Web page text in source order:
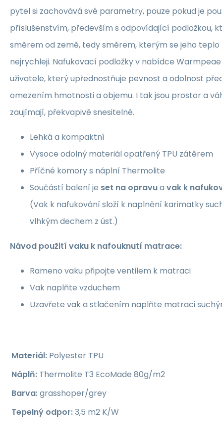
pytel si zachovává své parametry, pouze pokud je
příslušenstvím, především s odpovídající podložkou,
směrem od země, tedy směrem, kterým se jeho
nejrychleji. Nafukovací podložky v nabídce
uživatele, který upřednostňuje pevnost a odolnost
omezením hmotnosti a objemu. I tak jsou prostor a
zaujímají, překvapivě snesitelné.
Lehká a kompaktní
Vysoce odolný materiál opatřený TPU zátěrem
Příčné komory s náplní Thermolite
Součástí balení je set na opravua vak k
(Vak k nafukování složí k naplnění karimatky
vlhkým dechem z úst.)
Návod použití vaku k nafouknutí matrace:
Rameno vaku připojte ventilem k matraci
Vak naplňte vzduchem
Uzavřete vak a stlačením naplňte matraci
Materiál: Polyester TPU
Náplň: Thermolite T3 EcoMade 80g/m2
Barva:grasshoper/grey
Tepelný odpor:3,5 m2 K/W